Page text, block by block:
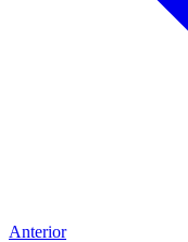
Anterior